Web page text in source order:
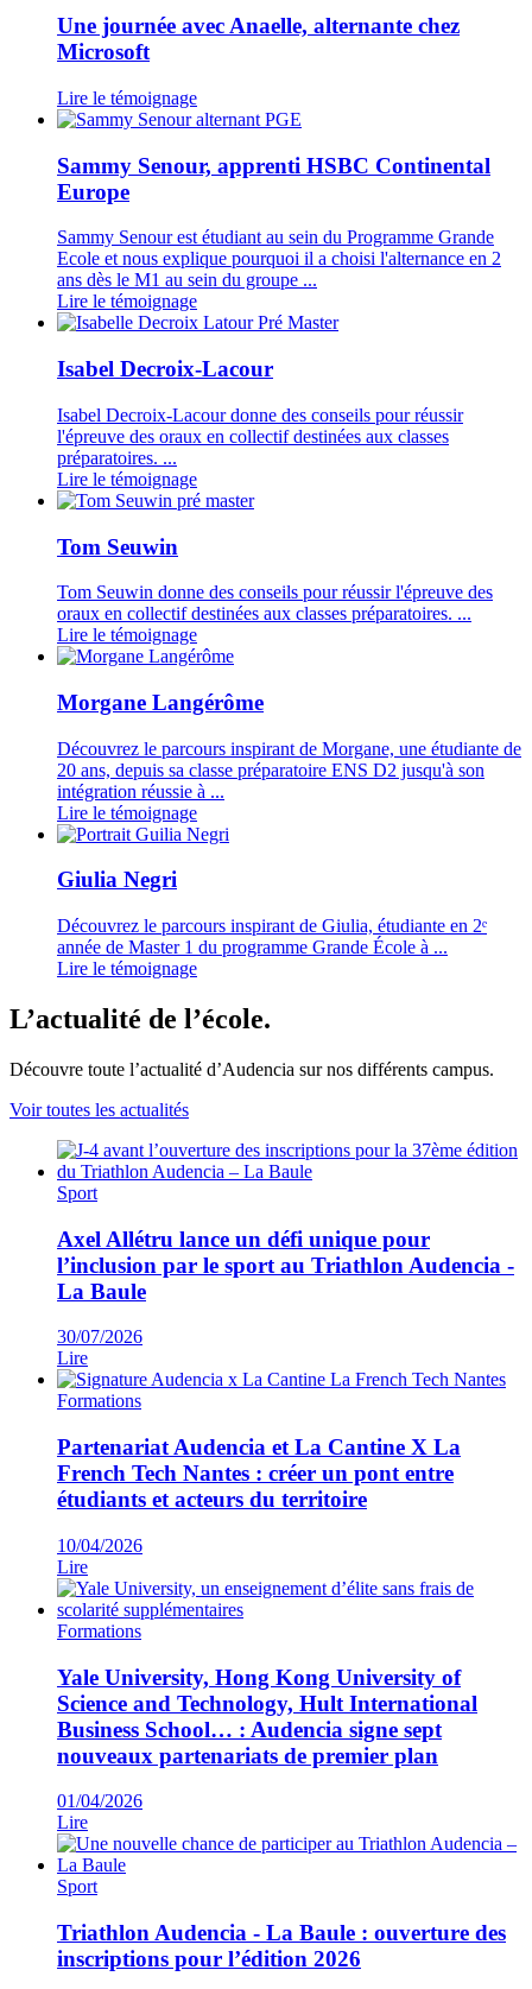
Une journée avec Anaelle, alternante chez
Microsoft
Lire le témoignage
Sammy Senour, apprenti HSBC Continental
Europe
Sammy Senour est étudiant au sein du Programme Grande
Ecole et nous explique pourquoi il a choisi l'alternance en 2
ans dès le M1 au sein du groupe ...
Lire le témoignage
Isabel Decroix-Lacour
Isabel Decroix-Lacour donne des conseils pour réussir
l'épreuve des oraux en collectif destinées aux classes
préparatoires. ...
Lire le témoignage
Tom Seuwin
Tom Seuwin donne des conseils pour réussir l'épreuve des
oraux en collectif destinées aux classes préparatoires. ...
Lire le témoignage
Morgane Langérôme
Découvrez le parcours inspirant de Morgane, une étudiante de
20 ans, depuis sa classe préparatoire ENS D2 jusqu'à son
intégration réussie à ...
Lire le témoignage
Giulia Negri
Découvrez le parcours inspirant de Giulia, étudiante en 2ᵉ
année de Master 1 du programme Grande École à ...
Lire le témoignage
L’actualité de l’école.
Découvre toute l’actualité d’Audencia sur nos différents campus.
Voir toutes les actualités
Sport
Axel Allétru lance un défi unique pour
l’inclusion par le sport au Triathlon Audencia -
La Baule
30/07/2026
Lire
Formations
Partenariat Audencia et La Cantine X La
French Tech Nantes : créer un pont entre
étudiants et acteurs du territoire
10/04/2026
Lire
Formations
Yale University, Hong Kong University of
Science and Technology, Hult International
Business School… : Audencia signe sept
nouveaux partenariats de premier plan
01/04/2026
Lire
Sport
Triathlon Audencia - La Baule : ouverture des
inscriptions pour l’édition 2026